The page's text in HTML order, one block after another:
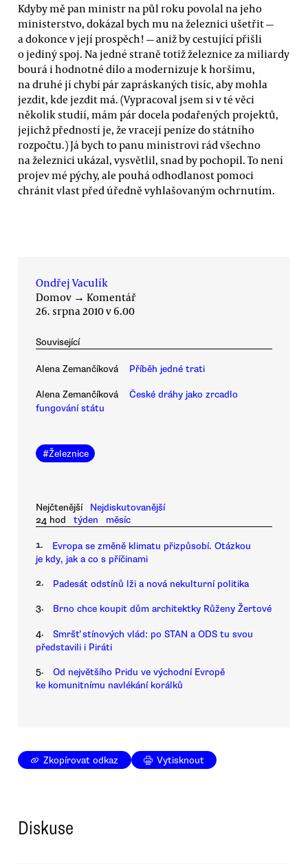
Kdyby mě pan ministr na půl roku povolal na jeho
ministerstvo, dokázal bych mu na železnici ušetřit —
a dokonce v její prospěch! — aniž by cestující přišli
o jediný spoj. Na jedné straně totiž železnice za miliardy
bourá i hodnotné dílo a modernizuje k horšímu,
na druhé jí chybí pár zapráskaných tisíc, aby mohla
jezdit, kde jezdit má. (Vypracoval jsem si v té věci
několik studií, mám pár docela podařených projektů,
jejichž předností je, že vracejí peníze do státního
rozpočtu.) Já bych to panu ministrovi rád všechno
na železnici ukázal, vysvětlil, snad by pochopil. To není
projev mé pýchy, ale pouhá odhodlanost pomoci
chránit vlast před úředně vyhlašovaným ochrnutím.
Ondřej Vaculík
Domov → Komentář
26. srpna 2010 v 6.00
Související
Alena Zemančíková Příběh jedné trati
Alena Zemančíková
České dráhy jako zrcadlo
fungování státu
#Železnice
Nejčtenější
Nejdiskutovanější
24 hod
týden měsíc
1.
Evropa se změně klimatu přizpůsobí. Otázkou
je kdy, jak a co s příčinami
2. Padesát odstínů lži a nová nekulturní politika
3. Brno chce koupit dům architektky Růženy Žertové
4.
Smršť stínových vlád: po STAN a ODS tu svou
představili i Piráti
5.
Od největšího Pridu ve východní Evropě
ke komunitnímu navlékání korálků
Zkopírovat odkaz Vytisknout
Diskuse